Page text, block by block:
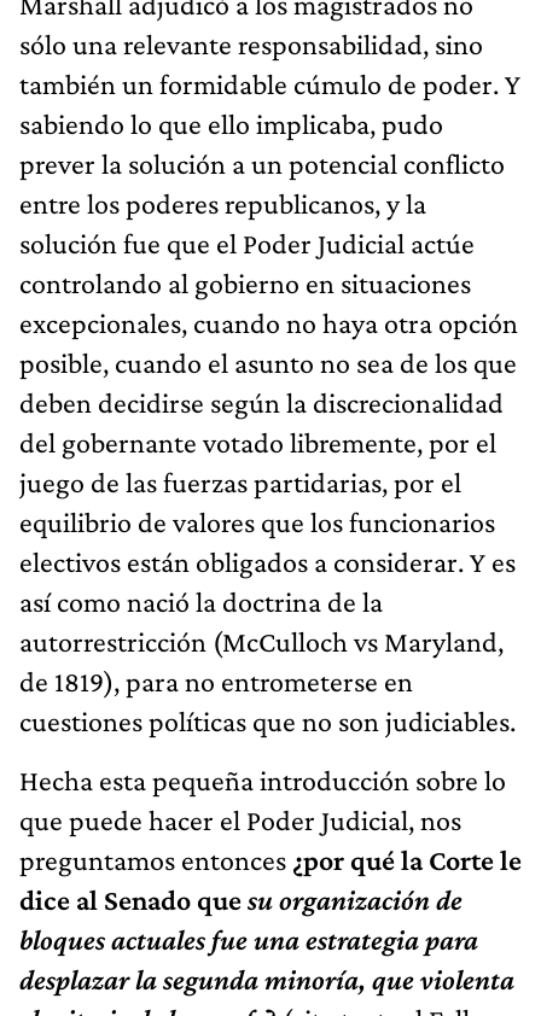
sólo una relevante responsabilidad, sino
también un formidable cúmulo de poder. Y
sabiendo lo que ello implicaba, pudo
prever la solución a un potencial conflicto
entre los poderes republicanos, y la
solución fue que el Poder Judicial actúe
controlando al gobierno en situaciones
excepcionales, cuando no haya otra opción
posible, cuando el asunto no sea de los que
deben decidirse según la discrecionalidad
del gobernante votado libremente, por el
juego de las fuerzas partidarias, por el
equilibrio de valores que los funcionarios
electivos están obligados a considerar. Y es
así como nació la doctrina de la
autorrestricción (McCulloch vs Maryland,
de 1819), para no entrometerse en
cuestiones políticas que no son judiciables.
Hecha esta pequeña introducción sobre lo
que puede hacer el Poder Judicial, nos
preguntamos entonces ¿por qué la Corte le
dice al Senado quesu organización de
bloques actuales fue una estrategia para
desplazar la segunda minoría, que violenta